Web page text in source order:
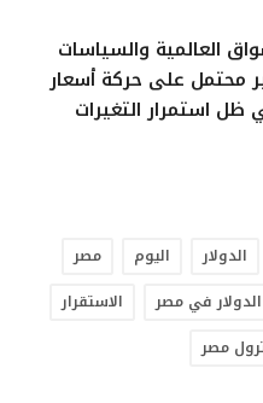
العالمية والسياسات
محتمل على حركة أسعار
ظل استمرار التغيرات
الدولار اليوم
مصر
في مصر
الاستقرار
مصر